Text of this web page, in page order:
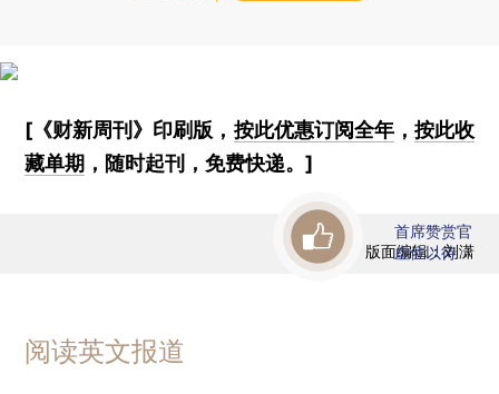
[《财新周刊》印刷版， 按此优惠订阅全年， 按此收
藏单期 ，随时起刊，免费快递。]
版面编辑：刘潇
首席赞赏官
虚位以待
阅读英文报道